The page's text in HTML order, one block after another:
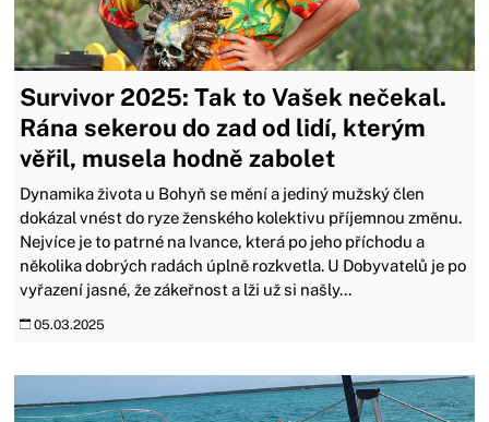
Survivor 2025: Tak to Vašek nečekal.
Rána sekerou do zad od lidí, kterým
věřil, musela hodně zabolet
Dynamika života u Bohyň se mění a jediný mužský člen
dokázal vnést do ryze ženského kolektivu příjemnou změnu.
Nejvíce je to patrné na Ivance, která po jeho příchodu a
několika dobrých radách úplně rozkvetla. U Dobyvatelů je po
vyřazení jasné, že zákeřnost a lži už si našly...
05.03.2025